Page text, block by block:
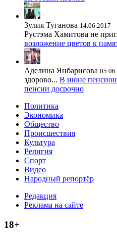
Зулия Туганова 14.06.2017
Рустэма Хамитова не
возложение цветов к
Аделина Янбарисова
здорово... В июне
пенсии досрочно
Политика
Экономика
Общество
Происшествия
Культура
Религия
Спорт
Видео
Народный репортёр
Редакция
Реклама на сайте
18+